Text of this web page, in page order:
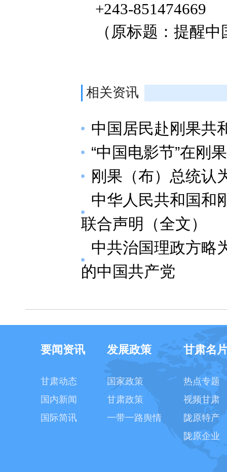
+243-851474669
（原标题：提醒
相关资讯
中国居民赴刚果共
“中国电影节”在刚
刚果（布）总统认
中华人民共和国和
联合声明（全文）
中共治国理政方
的中国共产党
要闻资讯
甘肃动态
国内新闻
国际简讯
发展政策
国家政策
甘肃政策
一带一路舆情
甘肃名
热点专题
视频甘肃
陇原特产
陇原企业